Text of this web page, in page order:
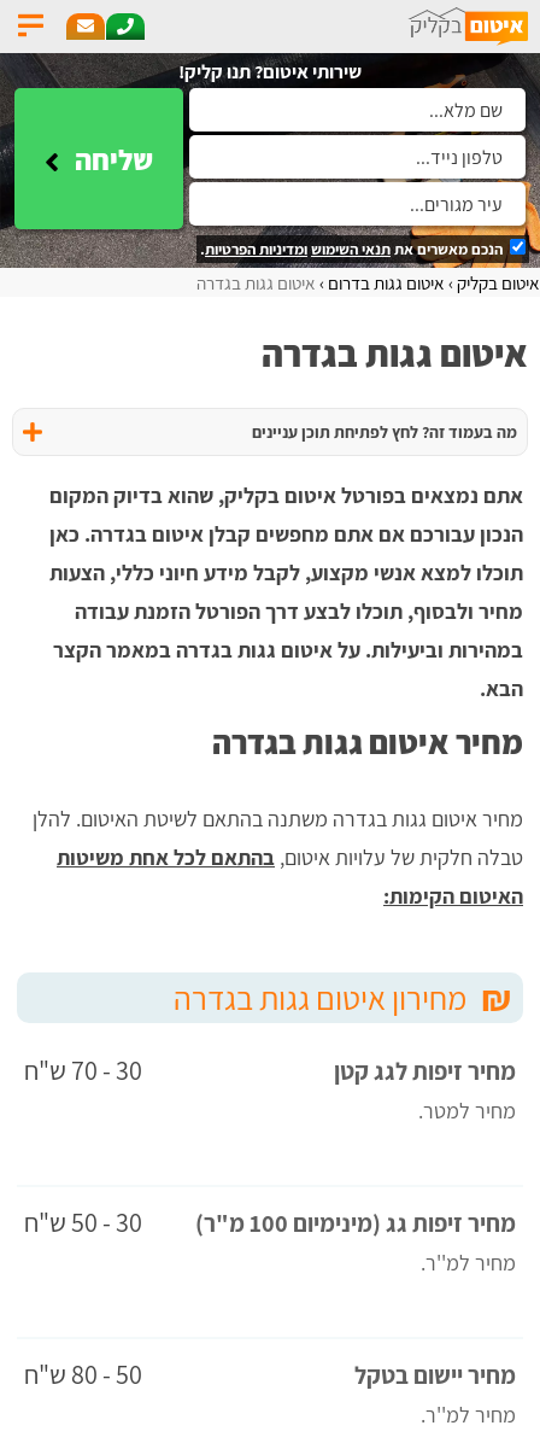
שירותי איטום? תנו קליק!
שליחה
הנכם מאשרים אתתנאי השימושומדיניות הפרטיות.
איטום בקליק איטום גגות בדרום איטום גגות בגדרה
איטום גגות בגדרה
מה בעמוד זה? לחץ לפתיחת תוכן עניינים
אתם נמצאים בפורטל איטום בקליק, שהוא בדיוק המקום
הנכון עבורכם אם אתם מחפשים קבלן איטום בגדרה. כאן
תוכלו למצא אנשי מקצוע, לקבל מידע חיוני כללי, הצעות
מחיר ולבסוף, תוכלו לבצע דרך הפורטל הזמנת עבודה
במהירות וביעילות. על איטום גגות בגדרה במאמר הקצר
הבא.
מחיר איטום גגות בגדרה
מחיר איטום גגות בגדרה משתנה בהתאם לשיטת האיטום. להלן
טבלה חלקית של עלויות איטום, בהתאם לכל אחת משיטות
האיטום הקימות:
₪ מחירון איטום גגות בגדרה
מחיר זיפות לגג קטן
מחיר למטר.
30 - 70 ש"ח
מחיר זיפות גג (מינימיום 100 מ"ר)
מחיר למ''ר.
30 - 50 ש"ח
מחיר יישום בטקל
מחיר למ''ר.
50 - 80 ש"ח